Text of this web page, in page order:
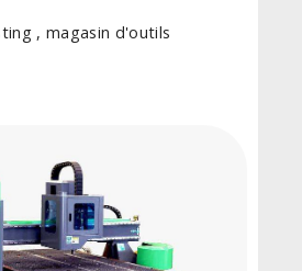
, magasin d'outils